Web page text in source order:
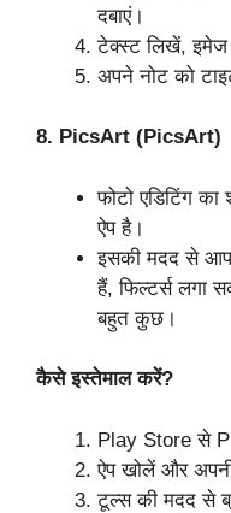
दबाएं।
टेक्स्ट लिखें, इमेज
अपने नोट को
8. PicsArt (PicsArt)
फोटो एडिटिंग
ऐप है।
इसकी मदद से
हैं, फिल्टर्स लगा
बहुत कुछ।
कैसे इस्तेमाल करें?
Play Store से
ऐप खोलें और
टूल्स की मदद से